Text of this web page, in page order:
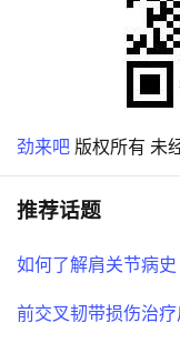
劲来吧 版权所有 未
推荐话题
如何了解肩关节病史
前交叉韧带损伤治